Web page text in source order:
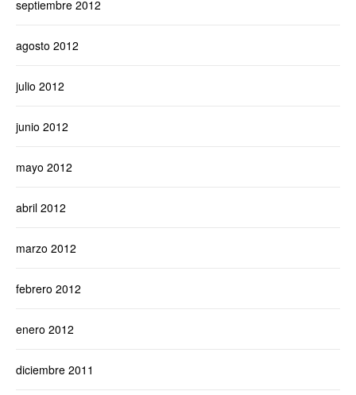
septiembre 2012
agosto 2012
julio 2012
junio 2012
mayo 2012
abril 2012
marzo 2012
febrero 2012
enero 2012
diciembre 2011